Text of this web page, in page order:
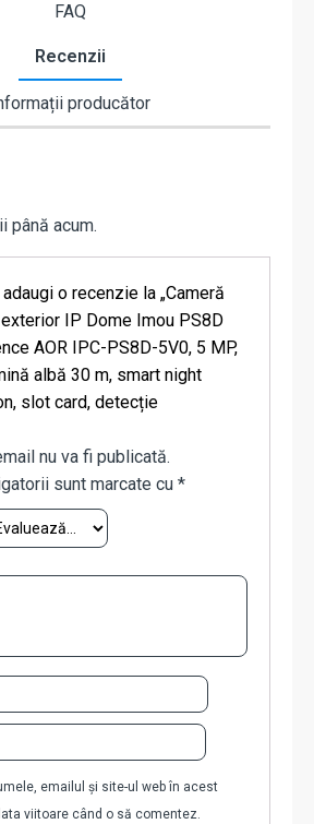
FAQ
Recenzii
producător
până acum.
o recenzie la „Cameră
IP Dome Imou PS8D
AOR IPC-PS8D-5V0, 5 MP,
albă 30 m, smart night
slot card, detecție
nu va fi publicată.
sunt marcate cu *
emailul și site-ul web în acest
viitoare când o să comentez.